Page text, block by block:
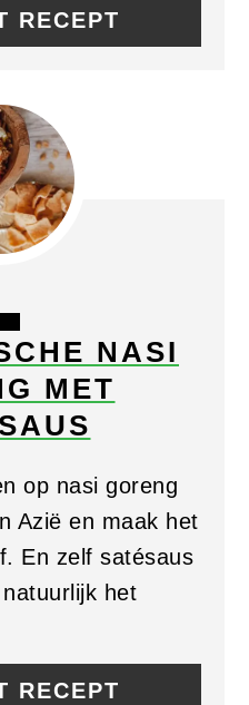
RECEPT
CREATE
PINTEREST
PIN
NASI
MET
op nasi goreng
Azië en maak het
En zelf satésaus
het
RECEPT